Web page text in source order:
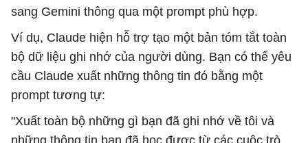
sang Gemini thông qua một prompt phù hợp.
Ví dụ, Claude hiện hỗ trợ tạo một bản tóm tắt toàn
bộ dữ liệu ghi nhớ của người dùng. Bạn có thể yêu
cầu Claude xuất những thông tin đó bằng một
prompt tương tự:
"Xuất toàn bộ những gì bạn đã ghi nhớ về tôi và
những thông tin bạn đã học được từ các cuộc trò